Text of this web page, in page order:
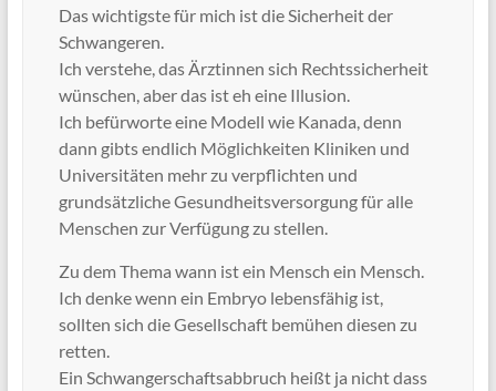
Das wichtigste für mich ist die Sicherheit der
Schwangeren.
Ich verstehe, das Ärztinnen sich Rechtssicherheit
wünschen, aber das ist eh eine Illusion.
Ich befürworte eine Modell wie Kanada, denn
dann gibts endlich Möglichkeiten Kliniken und
Universitäten mehr zu verpflichten und
grundsätzliche Gesundheitsversorgung für alle
Menschen zur Verfügung zu stellen.
Zu dem Thema wann ist ein Mensch ein Mensch.
Ich denke wenn ein Embryo lebensfähig ist,
sollten sich die Gesellschaft bemühen diesen zu
retten.
Ein Schwangerschaftsabbruch heißt ja nicht dass